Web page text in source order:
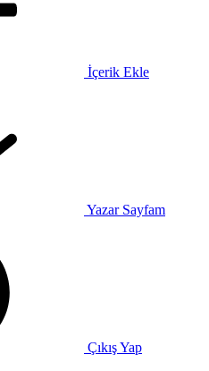
İçerik Ekle
Yazar Sayfam
Çıkış Yap